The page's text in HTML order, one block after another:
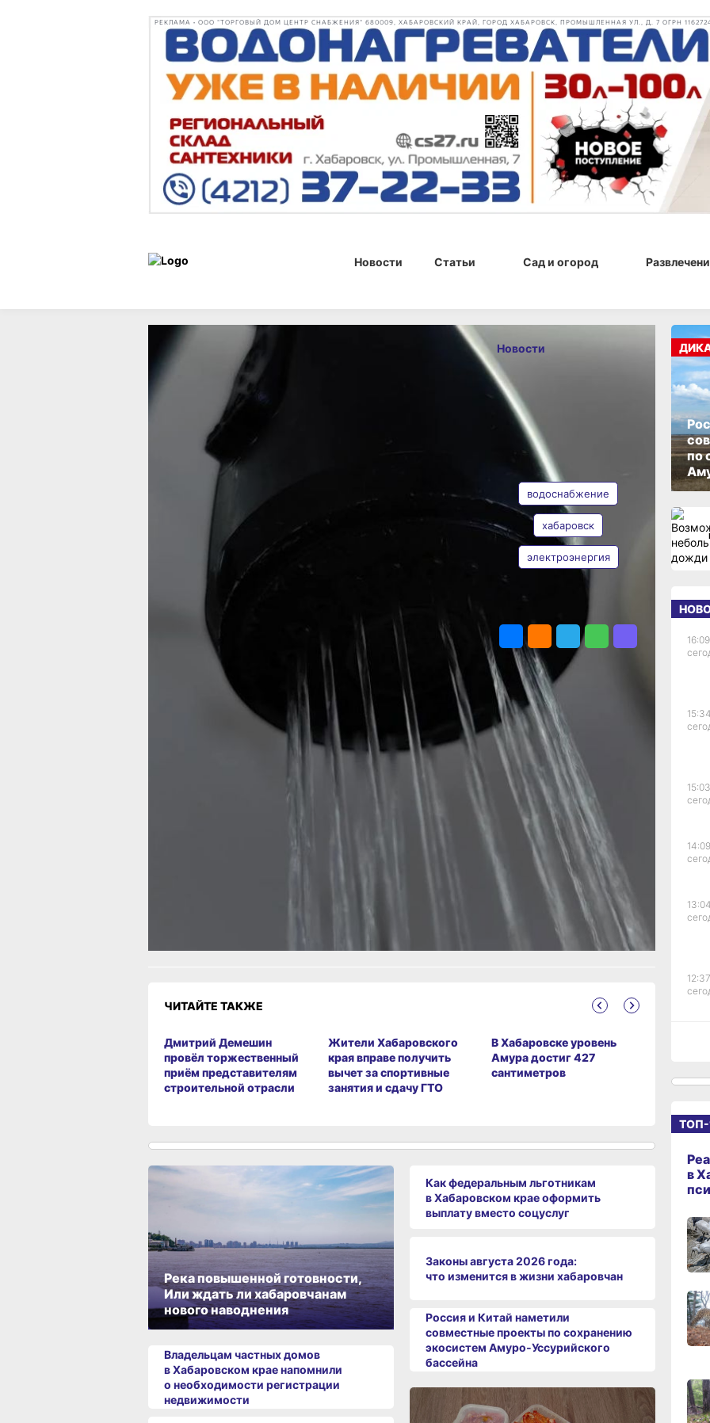
РЕКЛАМА • ООО "ТОРГОВЫЙ ДОМ ЦЕНТР СНАБЖЕНИЯ" 680009, ХАБАРОВСКИЙ КРАЙ, ГОРОД ХАБАРОВСК, ПРОМЫШЛЕННАЯ УЛ., Д. 7 ОГРН
Новости Статьи Сад и огород
Новости
В селе Таежном
Хабаровского
края с 23 по 26
июня будет
отключена
электроэнергия
Из-за ремонтных работ будет
отсутствовать холодное водоснабжение
Ольга Григорьева
Администрация Хабаровского
о плановых отключениях электроэнергии
в городке Хабаровск-43.
23, 24 и 26 июня с 08:00 до 17:00
электроснабжение будет прекращено
в связи с ремонтными работами
энергоснабжающей компании ДРСК. Из-за
отключения электроэнергии будет
отсутствовать и холодное водоснабжение.
Жителей просят сделать необходимый
извинения за временные неудобства.
В Хабаровском крае за 20 и 21 июня
в четырёх ДТП пострадали пять человек
ВКонтакте
или
Разочарование
Новости
ОПУБЛИКОВАНО
22 июня 2026 г., 14:23
ТЕГИ
водоснабжение
хабаровск
электроэнергия
ЧИТАЙТЕ ТАКЖЕ
Дмитрий Демешин
провёл торжественный
приём представителям
строительной отрасли
Жители Хабаровского
края вправе получить
вычет за спортивные
занятия и сдачу ГТО
В Хабаровске уровень
Амура достиг 427
сантиметров
Река повышенной готовности,
Или ждать ли хабаровчанам
нового наводнения
Владельцам частных домов
в Хабаровском крае напомнили
о необходимости регистрации
недвижимости
Как федеральным льготникам
в Хабаровском крае оформить
выплату вместо соцуслуг
Законы августа 2026 года:
что изменится в жизни хабаровчан
Россия и Китай наметили
совместные проекты по сохранению
экосистем Амуро‑Уссурийского
бассейна
по
19:06,
ТОП-
в